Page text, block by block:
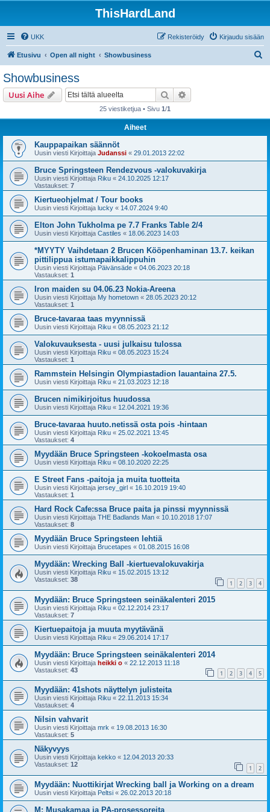
ThisHardLand
UKK Kirjaudu sisään
Rekisteröidy
Etusivu Open all night Showbusiness
Showbusiness
Uusi Aihe Etsi
25 viestiketjua • Sivu 1/1
Aiheet
Kauppapaikan säännöt
Uusin viesti Kirjoittaja Judanssi « 29.01.2013 22:02
Bruce Springsteen Rendezvous -valokuvakirja
Uusin viesti Kirjoittaja Riku « 24.10.2025 12:17
Vastaukset: 7
Kiertueohjelmat / Tour books
Uusin viesti Kirjoittaja lucky « 14.07.2024 9:40
Elton John Tukholma pe 7.7 Franks Table 2/4
Uusin viesti Kirjoittaja Castiles « 18.06.2023 14:03
*MYYTY Vaihdetaan 2 Brucen Kööpenhaminan 13.7. keikan
pittilippua istumapaikkalippuhin
Uusin viesti Kirjoittaja Päivänsäde « 04.06.2023 20:18
Vastaukset: 1
Iron maiden su 04.06.23 Nokia-Areena
Uusin viesti Kirjoittaja My hometown « 28.05.2023 20:12
Vastaukset: 1
Bruce-tavaraa taas myynnissä
Uusin viesti Kirjoittaja Riku « 08.05.2023 21:12
Valokuvauksesta - uusi julkaisu tulossa
Uusin viesti Kirjoittaja Riku « 08.05.2023 15:24
Vastaukset: 1
Rammstein Helsingin Olympiastadion lauantaina 27.5.
Uusin viesti Kirjoittaja Riku « 21.03.2023 12:18
Brucen nimikirjoitus huudossa
Uusin viesti Kirjoittaja Riku « 12.04.2021 19:36
Bruce-tavaraa huuto.netissä osta pois -hintaan
Uusin viesti Kirjoittaja Riku « 25.02.2021 13:45
Vastaukset: 4
Myydään Bruce Springsteen -kokoelmasta osa
Uusin viesti Kirjoittaja Riku « 08.10.2020 22:25
E Street Fans -paitoja ja muita tuotteita
Uusin viesti Kirjoittaja jersey_girl « 16.10.2019 19:40
Vastaukset: 1
Hard Rock Cafe:ssa Bruce paita ja pinssi myynnissä
Uusin viesti Kirjoittaja THE Badlands Man « 10.10.2018 17:07
Vastaukset: 8
Myydään Bruce Springsteen lehtiä
Uusin viesti Kirjoittaja Brucetapes « 01.08.2015 16:08
Myydään: Wrecking Ball -kiertuevalokuvakirja
Uusin viesti Kirjoittaja Riku « 15.02.2015 13:12
Vastaukset: 38 1 2 3 4
Myydään: Bruce Springsteen seinäkalenteri 2015
Uusin viesti Kirjoittaja Riku « 02.12.2014 23:17
Vastaukset: 7
Kiertuepaitoja ja muuta myytävänä
Uusin viesti Kirjoittaja Riku « 29.06.2014 17:17
Myydään: Bruce Springsteen seinäkalenteri 2014
Uusin viesti Kirjoittaja heikki o « 22.12.2013 11:18
Vastaukset: 43 1 2 3 4 5
Myydään: 41shots näyttelyn julisteita
Uusin viesti Kirjoittaja Riku « 22.11.2013 15:34
Vastaukset: 4
Nilsin vahvarit
Uusin viesti Kirjoittaja mrk « 19.08.2013 16:30
Vastaukset: 5
Näkyvyys
Uusin viesti Kirjoittaja kekko « 12.04.2013 20:33
Vastaukset: 12 1 2
Myydään: Nuottikirjat Wrecking ball ja Working on a dream
Uusin viesti Kirjoittaja Peltsi « 26.02.2013 20:18
M: Musakamaa ja PA-prosessoreita